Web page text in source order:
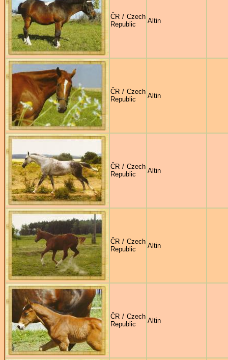
ČR / Czech
Republic
Altin
ČR / Czech
Republic
Altin
ČR / Czech
Republic
Altin
ČR / Czech
Republic
Altin
ČR / Czech
Republic
Altin